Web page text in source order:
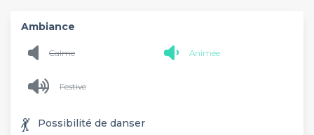
Ambiance
Calme Animée
Festive
💃
Possibilité de danser